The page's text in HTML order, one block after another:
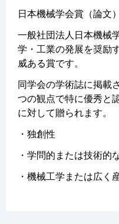
日本機械学会賞（論文
一般社団法人日本機械
学・工業の発展を奨励
威ある賞です。
同学会の学術誌に掲載
つの観点で特に優秀と
に対して贈られます。
・独創性
・学問的または技術的
・機械工学または広く